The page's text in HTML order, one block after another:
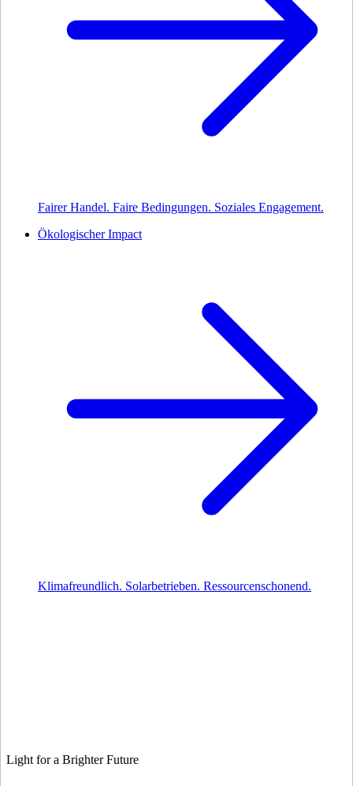
Fairer Handel. Faire Bedingungen. Soziales Engagement.
Ökologischer Impact
Klimafreundlich. Solarbetrieben. Ressourcenschonend.
Light for a Brighter Future